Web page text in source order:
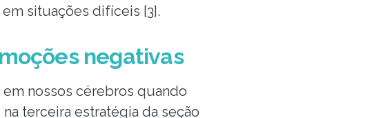
situações difíceis [3].
negativas
nossos cérebros quando
terceira estratégia da seção